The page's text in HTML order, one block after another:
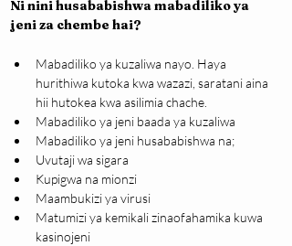
Ni nini husababishwa mabadiliko ya
jeni za chembe hai?
Mabadiliko ya kuzaliwa nayo. Haya
hurithiwa kutoka kwa wazazi, saratani aina
hii hutokea kwa asilimia chache.
Mabadiliko ya jeni baada ya kuzaliwa
Mabadiliko ya jeni husababishwa na;
Uvutaji wa sigara
Kupigwa na mionzi
Maambukizi ya virusi
Matumizi ya kemikali zinaofahamika kuwa
kasinojeni